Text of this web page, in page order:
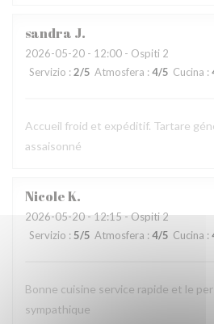
sandra J
2026-05-20 - 12:00 - Ospiti 2
Servizio : 2/5 Atmosfera : 4/5 Cucina :
Accueil froid et expéditif. Tartare
assaisonné
NicoleK
2026-05-20 - 12:15 - Ospiti 2
Servizio : 5/5 Atmosfera : 4/5 Cucina :
Bonne cuisine service rapide et le
sympathique